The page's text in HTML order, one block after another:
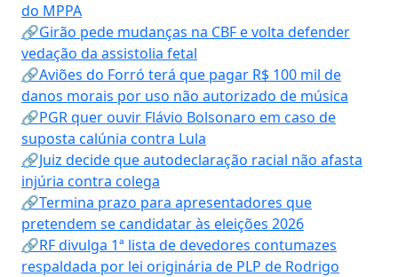
do MPPA
🔗Girão pede mudanças na CBF e volta defender
vedação da assistolia fetal
🔗Aviões do Forró terá que pagar R$ 100 mil de
danos morais por uso não autorizado de música
🔗PGR quer ouvir Flávio Bolsonaro em caso de
suposta calúnia contra Lula
🔗Juiz decide que autodeclaração racial não afasta
injúria contra colega
🔗Termina prazo para apresentadores que
pretendem se candidatar às eleições 2026
🔗RF divulga 1ª lista de devedores contumazes
respaldada por lei originária de PLP de Rodrigo